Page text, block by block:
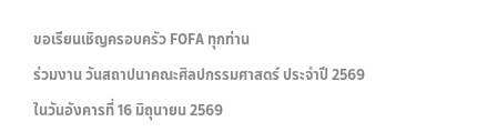
ขอเรียนเชิญครอบครัว FOFA ทุกท่าน
ร่วมงาน วันสถาปนาคณะศิลปกรรมศาสตร์ ประจำปี 2569
ในวันอังคารที่ 16 มิถุนายน 2569